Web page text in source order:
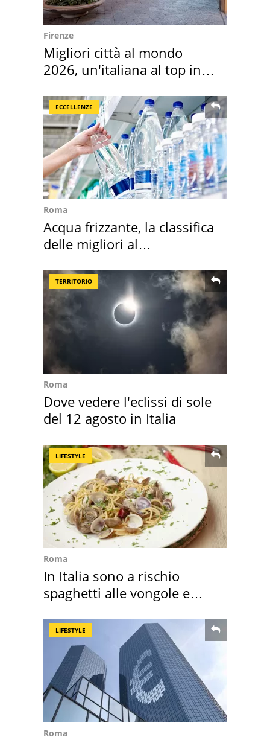
Firenze
Migliori città al mondo
2026, un'italiana al top in
ECCELLENZE
Roma
Acqua frizzante, la classifica
delle migliori al
TERRITORIO
Roma
Dove vedere l'eclissi di sole
del 12 agosto in Italia
LIFESTYLE
Roma
In Italia sono a rischio
spaghetti alle vongole e
LIFESTYLE
Roma